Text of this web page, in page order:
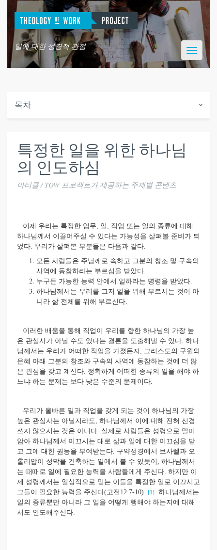
일에 대한 성경적 관점
Toggle
목차
특정한 일을 위한 하나님
의 인도하심
아티클 / TOW 프로젝트가 제공하는 주제별 콘텐츠
이제 우리는 특정한 업무, 일, 직업 또는 일의 종류에 대해
하나님께서 이끌어주실 수 있다는 가능성을 살펴볼 준비가 되
었다. 우리가 살펴본 부분들은 다음과 같다.
모든 사람들은 주님께로 속하고 그분의 창조 및 구속의
사역에 동참하라는 부르심을 받았다.
누구든 가능한 능력 안에서 일하라는 명령을 받았다.
하나님께서는 우리를 그저 일을 위해 부르시는 것이 아
니라 삶 전체를 위해 부르신다.
이러한 배움을 통해 직업이 우리를 향한 하나님의 가장 높
은 관심사가 아닐 수도 있다는 결론을 도출해낼 수 있다. 하나
님께서는 우리가 어떠한 직업을 가졌든지, 그리스도의 구원의
은혜 아래 그분의 창조와 구속의 사역에 동참하는 것에 더 많
은 관심을 갖고 계신다. 정확하게 어떠한 종류의 일을 해야 하
느냐 하는 문제는 보다 낮은 수준의 문제이다.
우리가 올바른 일과 직업을 갖게 되는 것이 하나님의 가장
높은 관심사는 아닐지라도, 하나님께서 이에 대해 전혀 신경
쓰지 않으시는 것은 아니다. 실제로 사람들은 성령으로 말미
암아 하나님께서 이끄시는 대로 삶과 일에 대한 이끄심을 받
고 그에 대한 권능을 부여받는다. 구약성경에서 브사렐과 오
홀리압이 성막을 건축하는 일에서 볼 수 있듯이, 하나님께서
는 때때로 일에 필요한 능력을 사람들에게 주신다. 하지만 이
제 성령께서는 일상적으로 믿는 이들을 특정한 일로 이끄시고
그들이 필요한 능력을 주신다(고전12:7-10). [1]
하나님께서는
일의 종류뿐만 아니라 그 일을 어떻게 행해야 하는지에 대해
서도 인도해주신다.